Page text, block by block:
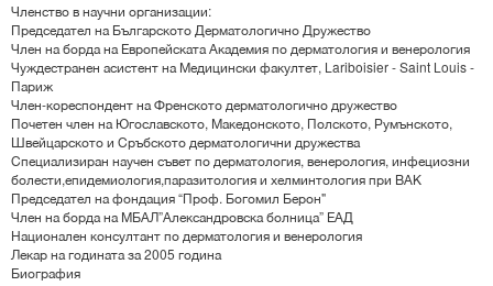
Членство в научни организации:
Председател на Българското Дерматологично Дружество
Член на борда на Европейската Академия по дерматология и венерология
Чуждестранен асистент на Медицински факултет, Lariboisier - Saint Louis -
Париж
Член-кореспондент на Френското дерматологично дружество
Почетен член на Югославското, Македонското, Полското, Румънското,
Швейцарското и Сръбското дерматологични дружества
Специализиран научен съвет по дерматология, венерология, инфециозни
болести,епидемиология,паразитология и хелминтология при ВАК
Председател на фондация “Проф. Богомил Берон"
Член на борда на МБАЛ”Александровска болница” ЕАД
Национален консултант по дерматология и венерология
Лекар на годината за 2005 година
Биография